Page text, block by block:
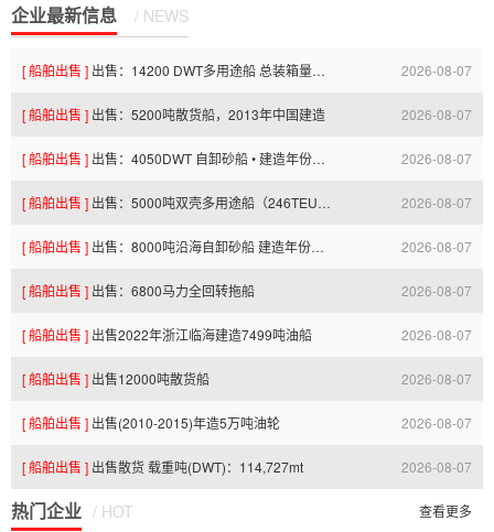
企业最新信息 / NEWS
[ 船舶出售 ] 出售：14200 DWT多用途船 总装箱量：850TEU • 建造年份：2012年 2026-08-07
17:26:34.0
[ 船舶出售 ] 出售：5200吨散货船，2013年中国建造 2026-08-07
17:26:32.0
[ 船舶出售 ] 出售：4050DWT 自卸砂船 • 建造年份：2019年06月 2026-08-07
17:26:32.0
[ 船舶出售 ] 出售：5000吨双壳多用途船（246TEU集装箱两用） 2026-08-07
17:26:31.0
[ 船舶出售 ] 出售：8000吨沿海自卸砂船 建造年份：2017年 2026-08-07
17:26:30.0
[ 船舶出售 ] 出售：6800马力全回转拖船 2026-08-07
17:26:29.0
[ 船舶出售 ] 出售2022年浙江临海建造7499吨油船 2026-08-07
15:30:20.0
[ 船舶出售 ] 出售12000吨散货船 2026-08-07
15:26:30.0
[ 船舶出售 ] 出售(2010-2015)年造5万吨油轮 2026-08-07
09:01:42.0
[ 船舶出售 ] 出售散货 载重吨(DWT)：114,727mt 2026-08-07
08:43:38.0
热门企业 / HOT 查看更多